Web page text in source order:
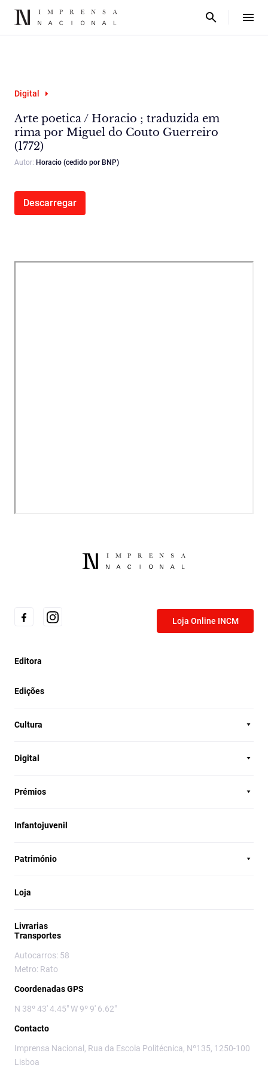
Digital
Arte poetica / Horacio ; traduzida em
rima por Miguel do Couto Guerreiro
(1772)
Autor: Horacio (cedido por BNP)
Descarregar
Loja Online INCM
Editora
Edições
Cultura
Digital
Prémios
Infantojuvenil
Património
Loja
Livrarias
Transportes
Autocarros: 58
Metro: Rato
Coordenadas GPS
N 38º 43' 4.45" W 9º 9' 6.62"
Contacto
Imprensa Nacional, Rua da Escola Politécnica, Nº135, 1250-100
Lisboa